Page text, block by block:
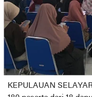
KEPULAUAN